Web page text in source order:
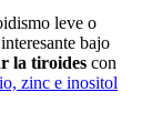
leve o
bajo
la tiroides con
zinc e inositol